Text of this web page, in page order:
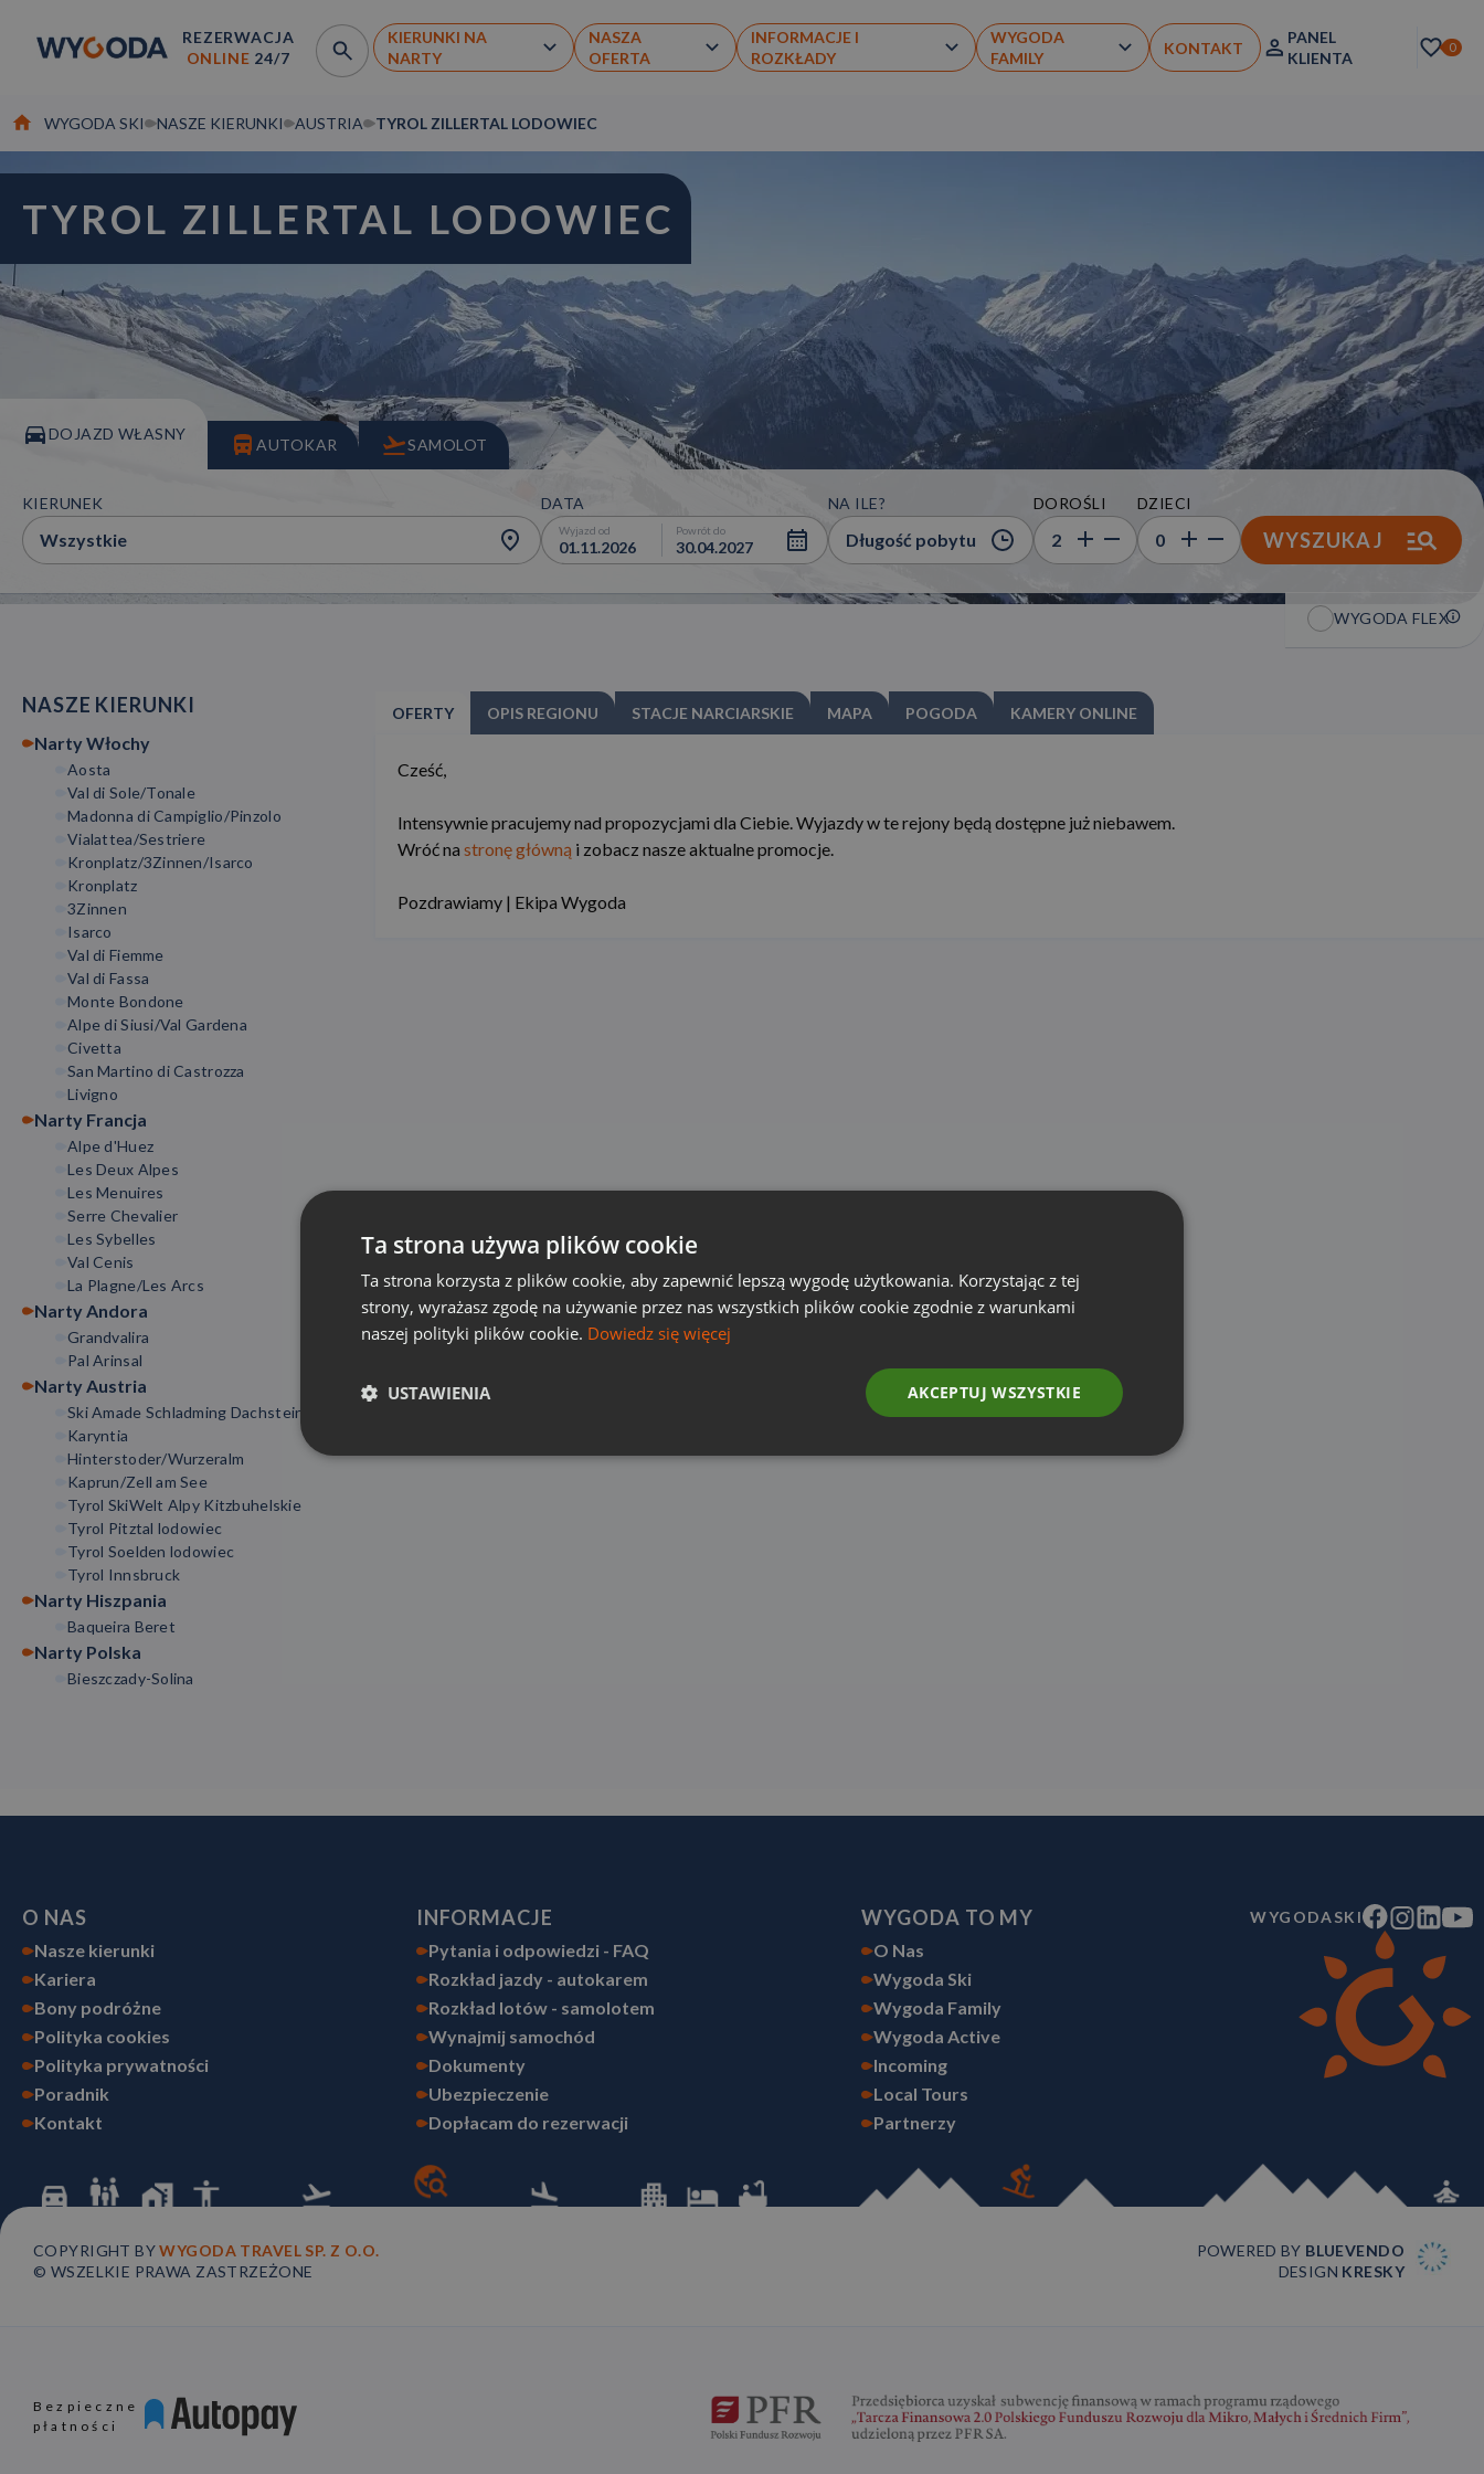
REZERWACJA
ONLINE 24/7
KIERUNKI NA
NARTY
NASZA
OFERTA
INFORMACJE I
ROZKŁADY
WYGODA
FAMILY
KONTAKT
PANEL
KLIENTA
0
WYGODA SKI NASZE KIERUNKI AUSTRIA TYROL ZILLERTAL LODOWIEC
TYROL ZILLERTAL LODOWIEC
DOJAZD WŁASNY
AUTOKAR SAMOLOT
KIERUNEK
Wszystkie
DATA
Wyjazd od
01.11.2026
Powrót do
30.04.2027
NA ILE?
Długość pobytu
DOROŚLI
2
DZIECI
0 WYSZUKAJ
WYGODA FLEX
NASZE KIERUNKI
Narty Włochy
Aosta
Val di Sole/Tonale
Madonna di Campiglio/Pinzolo
Vialattea/Sestriere
Kronplatz/3Zinnen/Isarco
Kronplatz
3Zinnen
Isarco
Val di Fiemme
Val di Fassa
Monte Bondone
Alpe di Siusi/Val Gardena
Civetta
San Martino di Castrozza
Livigno
Narty Francja
Alpe d'Huez
Les Deux Alpes
Les Menuires
Serre Chevalier
Les Sybelles
Val Cenis
La Plagne/Les Arcs
Narty Andora
Grandvalira
Pal Arinsal
Narty Austria
Ski Amade Schladming Dachstein
Karyntia
Hinterstoder/Wurzeralm
Kaprun/Zell am See
Tyrol SkiWelt Alpy Kitzbuhelskie
Tyrol Pitztal lodowiec
Tyrol Soelden lodowiec
Tyrol Innsbruck
Narty Hiszpania
Baqueira Beret
Narty Polska
Bieszczady-Solina
OFERTY OPIS REGIONU STACJE NARCIARSKIE MAPA POGODA KAMERY ONLINE
Cześć,
Intensywnie pracujemy nad propozycjami dla Ciebie. Wyjazdy w te rejony będą dostępne już niebawem.
Wróć na stronę główną i zobacz nasze aktualne promocje.
Pozdrawiamy | Ekipa Wygoda
O NAS
Nasze kierunki
Kariera
Bony podróżne
Polityka cookies
Polityka prywatności
Poradnik
Kontakt
INFORMACJE
Pytania i odpowiedzi - FAQ
Rozkład jazdy - autokarem
Rozkład lotów - samolotem
Wynajmij samochód
Dokumenty
Ubezpieczenie
Dopłacam do rezerwacji
WYGODA TO MY
O Nas
Wygoda Ski
Wygoda Family
Wygoda Active
Incoming
Local Tours
Partnerzy
WYGODASKI
COPYRIGHT BY WYGODA TRAVEL SP. Z O.O.
© WSZELKIE PRAWA ZASTRZEŻONE
POWERED BY BLUEVENDO
DESIGN KRESKY
Bezpieczne
płatności
Ta strona używa plików cookie
Ta strona korzysta z plików cookie, aby zapewnić lepszą wygodę użytkowania. Korzystając z tej
strony, wyrażasz zgodę na używanie przez nas wszystkich plików cookie zgodnie z warunkami
naszej polityki plików cookie. Dowiedz się więcej
AKCEPTUJ WSZYSTKIE
USTAWIENIA